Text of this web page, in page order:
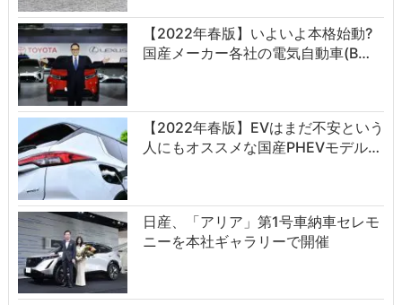
【2022年春版】いよいよ本格始動?
国産メーカー各社の電気自動車(B…
【2022年春版】EVはまだ不安という
人にもオススメな国産PHEVモデル…
日産、「アリア」第1号車納車セレモ
ニーを本社ギャラリーで開催